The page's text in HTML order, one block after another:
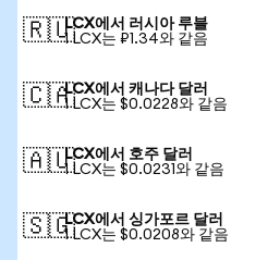
🇷🇺LCX에서 러시아 루블
1 LCX는 ₽1.34와 같음
🇨🇦LCX에서 캐나다 달러
1 LCX는 $0.0228와 같음
🇦🇺LCX에서 호주 달러
1 LCX는 $0.0231와 같음
🇸🇬LCX에서 싱가포르 달러
1 LCX는 $0.0208와 같음